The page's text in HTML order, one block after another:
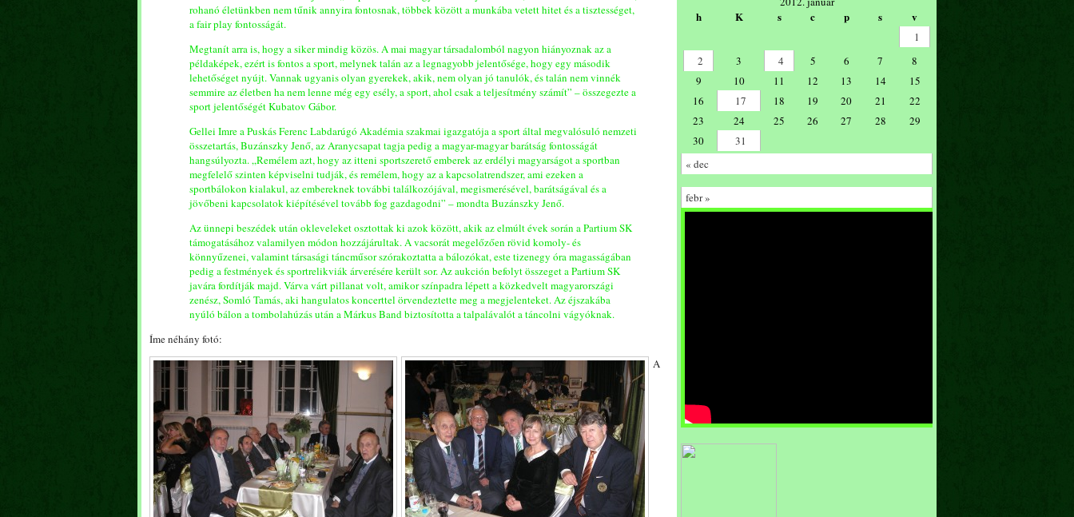
rohanó életünkben nem tűnik annyira fontosnak, többek között a munkába vetett hitet és a tisztességet,
a fair play fontosságát.
Megtanít arra is, hogy a siker mindig közös. A mai magyar társadalomból nagyon hiányoznak az a
példaképek, ezért is fontos a sport, melynek talán az a legnagyobb jelentősége, hogy egy második
lehetőséget nyújt. Vannak ugyanis olyan gyerekek, akik, nem olyan jó tanulók, és talán nem vinnék
semmire az életben ha nem lenne még egy esély, a sport, ahol csak a teljesítmény számít” – összegezte a
sport jelentőségét Kubatov Gábor.
Gellei Imre a Puskás Ferenc Labdarúgó Akadémia szakmai igazgatója a sport által megvalósuló nemzeti
összetartás, Buzánszky Jenő, az Aranycsapat tagja pedig a magyar-magyar barátság fontosságát
hangsúlyozta. „Remélem azt, hogy az itteni sportszerető emberek az erdélyi magyarságot a sportban
megfelelő szinten képviselni tudják, és remélem, hogy az a kapcsolatrendszer, ami ezeken a
sportbálokon kialakul, az embereknek további találkozójával, megismerésével, barátságával és a
jövőbeni kapcsolatok kiépítésével tovább fog gazdagodni” – mondta Buzánszky Jenő.
Az ünnepi beszédek után okleveleket osztottak ki azok között, akik az elmúlt évek során a Partium SK
támogatásához valamilyen módon hozzájárultak. A vacsorát megelőzően rövid komoly- és
könnyűzenei, valamint társasági táncműsor szórakoztatta a bálozókat, este tizenegy óra magasságában
pedig a festmények és sportrelikviák árverésére került sor. Az aukción befolyt összeget a Partium SK
javára fordítják majd. Várva várt pillanat volt, amikor színpadra lépett a közkedvelt magyarországi
zenész, Somló Tamás, aki hangulatos koncerttel örvendeztette meg a megjelenteket. Az éjszakába
nyúló bálon a tombolahúzás után a Márkus Band biztosította a talpalávalót a táncolni vágyóknak.
Íme néhány fotó:
A
h K s c p s v
1
2
3 4 5 6 7
8
9
10 11 12 13 14
15
16
17 18 19 20 21
22
23
24 25 26 27 28
29
30
31
« dec
febr »